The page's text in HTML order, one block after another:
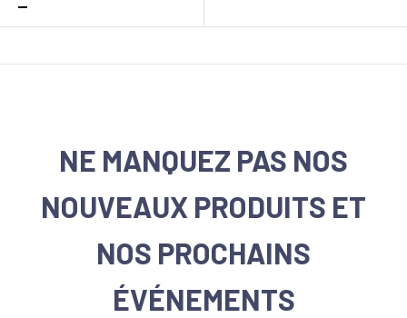
NE MANQUEZ PAS NOS
NOUVEAUX PRODUITS ET
NOS PROCHAINS
ÉVÉNEMENTS